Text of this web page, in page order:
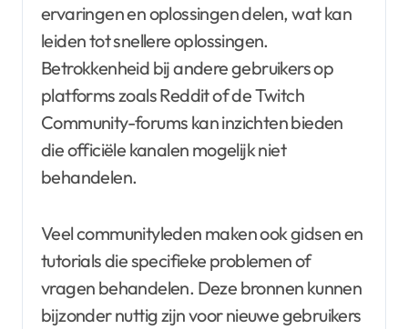
ervaringen en oplossingen delen, wat kan
leiden tot snellere oplossingen.
Betrokkenheid bij andere gebruikers op
platforms zoals Reddit of de Twitch
Community-forums kan inzichten bieden
die officiële kanalen mogelijk niet
behandelen.
Veel communityleden maken ook gidsen en
tutorials die specifieke problemen of
vragen behandelen. Deze bronnen kunnen
bijzonder nuttig zijn voor nieuwe gebruikers